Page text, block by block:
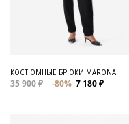
КОСТЮМНЫЕ БРЮКИ MARONA
35 900 ₽ -80% 7 180 ₽